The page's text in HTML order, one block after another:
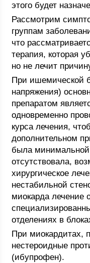
этого будет
Рассмотрим
группам
что
терапия, которая
но не лечит
При ишемической
напряжения)
препаратом
одновременно
курса лечения,
дополнительном
была
отсутствовала,
хирургическое
нестабильной
миокарда лечение
отделениях в
При миокардитах,
нестероидные
(ибупрофен).